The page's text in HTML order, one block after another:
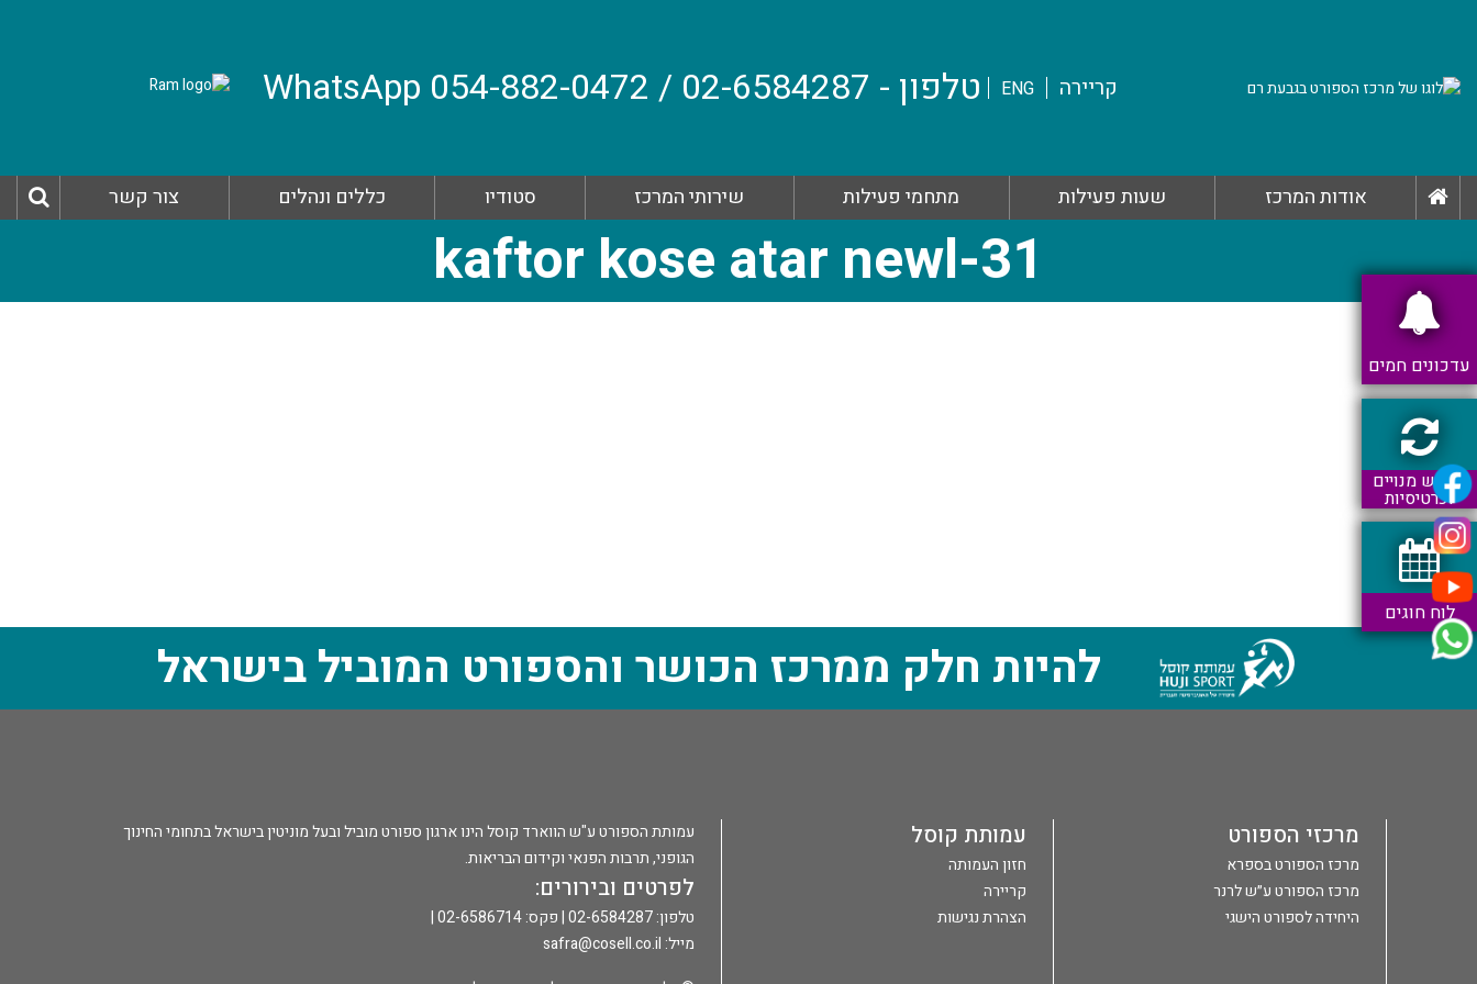
עדכונים חמים
חידוש מנויים
וכרטיסיות
לוח חוגים
קריירה ENG טלפון - 02-6584287 / 054-882-0472 WhatsApp
אודות המרכז שעות פעילות מתחמי פעילות שירותי המרכז סטודיו כללים ונהלים צור קשר
kaftor kose atar newl-31
להיות חלק ממרכז הכושר והספורט המוביל בישראל
מרכזי הספורט
מרכז הספורט בספרא
מרכז הספורט ע״ש לרנר
היחידה לספורט הישגי
עמותת קוסל
חזון העמותה
קריירה
הצהרת נגישות
עמותת הספורט ע"ש הווארד קוסל הינו ארגון ספורט מוביל ובעל מוניטין בישראל בתחומי החינוך
הגופני, תרבות הפנאי וקידום הבריאות.
לפרטים ובירורים:
טלפון: 02-6584287 | פקס: 02-6586714 |
מייל: safra@cosell.co.il